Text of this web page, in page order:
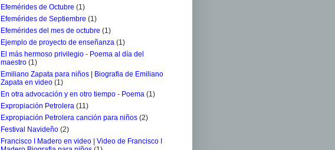
Efemérides de Octubre (1)
Efemérides de Septiembre (1)
Efemérides del mes de octubre (1)
Ejemplo de proyecto de enseñanza (1)
El más hermoso privilegio - Poema al día del
maestro (1)
Emiliano Zapata para niños | Biografia de Emiliano
Zapata en video (1)
En otra advocación y en otro tiempo - Poema (1)
Expropiación Petrolera (11)
Expropiación Petrolera canción para niños (2)
Festival Navideño (2)
Francisco I Madero en video | Video de Francisco I